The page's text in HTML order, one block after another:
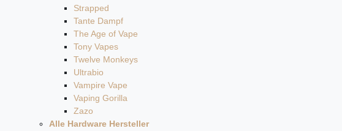
Strapped
Tante Dampf
The Age of Vape
Tony Vapes
Twelve Monkeys
Ultrabio
Vampire Vape
Vaping Gorilla
Zazo
Alle Hardware Hersteller